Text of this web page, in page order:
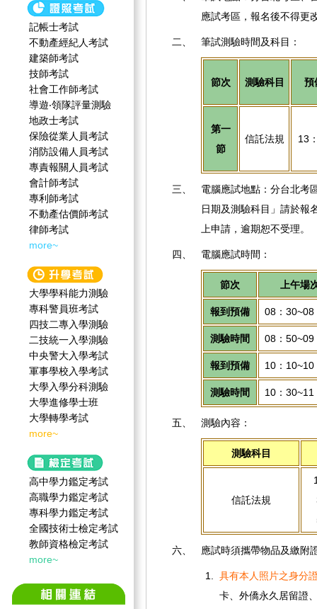
記帳士考試
不動產經紀人考試
建築師考試
技師考試
社會工作師‍考試
導遊‧領隊評量測驗
地政士考試
保險從業人員考試
消防設備人員考試
專責報關人員考試
會計師考試
專利師考試
不動產估價師考試
律師考試
more~
大學學科能力測驗
專科警員班考試
四技二專入學測驗
二技統一入學測驗
中央警大入學考試
軍事學校入學考試
大學入學分科測驗
大學進修學士班
大學轉學考試
more~
高中學力鑑定考試
高職學力鑑定考試
專科學力鑑定考試
全國技術士檢定考試
教師資格檢定考試
more~
應試考區，報名後不得更
二、 筆試測驗時間及科目：
節次 測驗科目 預
第一
節
信託法規 13
三、
電腦應試地點：分台北考
日期及測驗科目」請於報
上申請，逾期恕不受理。
四、 電腦應試時間：
節次 上午場
報到預備 08：30~08
測驗時間 08：50~09
報到預備 10：10~10
測驗時間 10：30~11
五、 測驗內容：
測驗科目
信託法規
5
六、 應試時須攜帶物品及繳附
1.
具有本人照片之身分
卡、外僑永久居留證